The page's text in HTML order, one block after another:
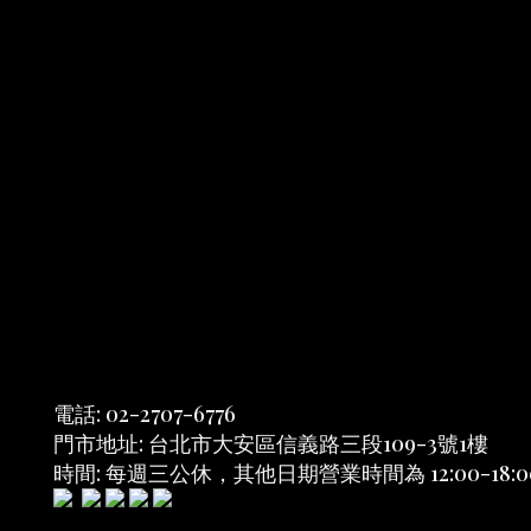
電話: 02-2707-6776
門市地址: 台北市大安區信義路三段109-3號1樓
時間: 每週三公休，其他日期營業時間為 12:00-